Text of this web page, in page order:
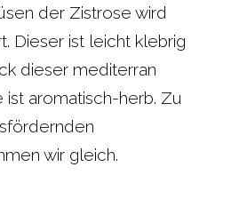
der Zistrose wird
Dieser ist leicht klebrig
dieser mediterran
aromatisch-herb. Zu
wir gleich.